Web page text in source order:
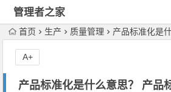
管理者之家
首页 生产 质量管理 产品标准化是什
产品标准化是什么意思？ 产品
A+